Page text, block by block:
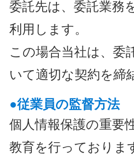
委託先は、委託業務
利用します。
この場合当社は、委
いて適切な契約を締
●従業員の監督方法
個人情報保護の重要
教育を行っておりま